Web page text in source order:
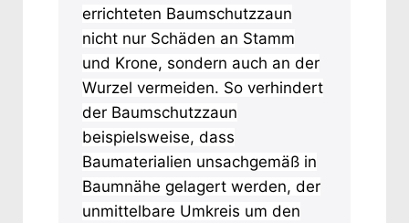
errichteten Baumschutzzaun
nicht nur Schäden an Stamm
und Krone, sondern auch an der
Wurzel vermeiden. So verhindert
der Baumschutzzaun
beispielsweise, dass
Baumaterialien unsachgemäß in
Baumnähe gelagert werden, der
unmittelbare Umkreis um den